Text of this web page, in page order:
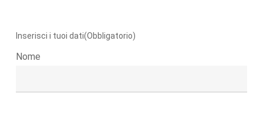
Inserisci i tuoi dati(Obbligatorio)
Nome